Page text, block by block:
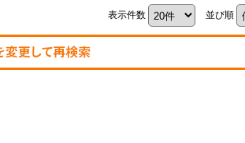
表示件数 並び順